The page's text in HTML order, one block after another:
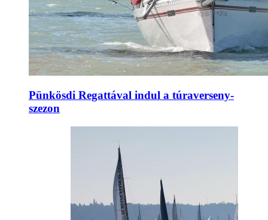
Pünkösdi Regattával indul a túraverseny-
szezon